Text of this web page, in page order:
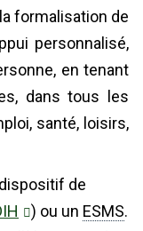
formalisation de
personnalisé,
en tenant
dans tous les
santé, loisirs,
de
) ou un ESMS.